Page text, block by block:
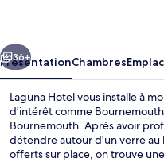
Suivant
36+
PrésentationChambres
Laguna Hotel vous installe à
d'intérêt comme
Bournemouth. Après avoir
détendre autour d'un verre au
offerts sur place, on trouve